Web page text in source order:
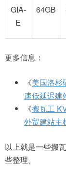
GIA-
E
64GB
更多信息：
《美国洛杉
速低延迟建
《搬瓦工
外贸建站主
以上就是一些搬
些整理。